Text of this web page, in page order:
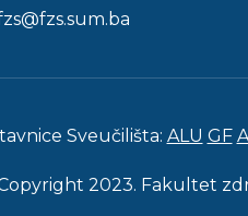
Sveučilišta: ALU GF
2023. Fakultet